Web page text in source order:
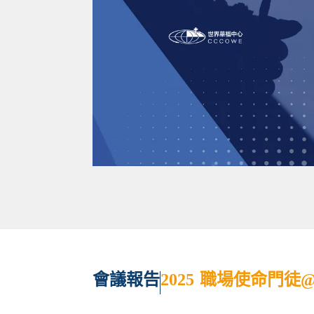
會議報告2025 職場使命門徒